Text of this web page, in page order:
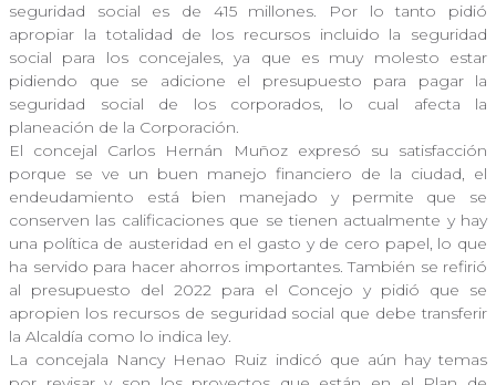
seguridad social es de 415 millones. Por lo tanto pidió
apropiar la totalidad de los recursos incluido la seguridad
social para los concejales, ya que es muy molesto estar
pidiendo que se adicione el presupuesto para pagar la
seguridad social de los corporados, lo cual afecta la
planeación de la Corporación.
El concejal Carlos Hernán Muñoz expresó su satisfacción
porque se ve un buen manejo financiero de la ciudad, el
endeudamiento está bien manejado y permite que se
conserven las calificaciones que se tienen actualmente y hay
una política de austeridad en el gasto y de cero papel, lo que
ha servido para hacer ahorros importantes. También se refirió
al presupuesto del 2022 para el Concejo y pidió que se
apropien los recursos de seguridad social que debe transferir
la Alcaldía como lo indica ley.
La concejala Nancy Henao Ruiz indicó que aún hay temas